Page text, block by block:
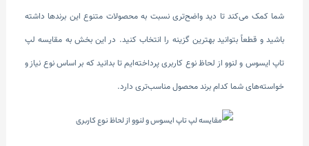
شما کمک می‌کند تا دید واضح‌تری نسبت به محصولات متنوع این برندها داشته
باشید و قطعاً بتوانید بهترین گزینه را انتخاب کنید. در این بخش به مقایسه لپ
تاپ ایسوس و لنوو از لحاظ نوع کاربری پرداخته‌ایم تا بدانید که بر اساس نوع نیاز و
خواسته‌های شما کدام برند محصول مناسب‌تری دارد.